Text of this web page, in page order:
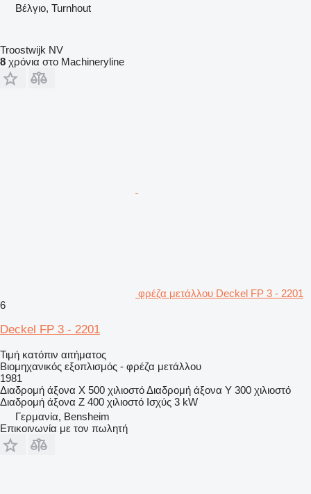
Βέλγιο, Turnhout
Troostwijk NV
8 χρόνια στο Machineryline
φρέζα μετάλλου Deckel FP 3 - 2201
6
Deckel FP 3 - 2201
Τιμή κατόπιν αιτήματος
Βιομηχανικός εξοπλισμός - φρέζα μετάλλου
1981
Διαδρομή άξονα X 500 χιλιοστόΔιαδρομή άξονα Y 300 χιλιοστό
Διαδρομή άξονα Z 400 χιλιοστό Ισχύς 3 kW
Γερμανία, Bensheim
Επικοινωνία με τον πωλητή